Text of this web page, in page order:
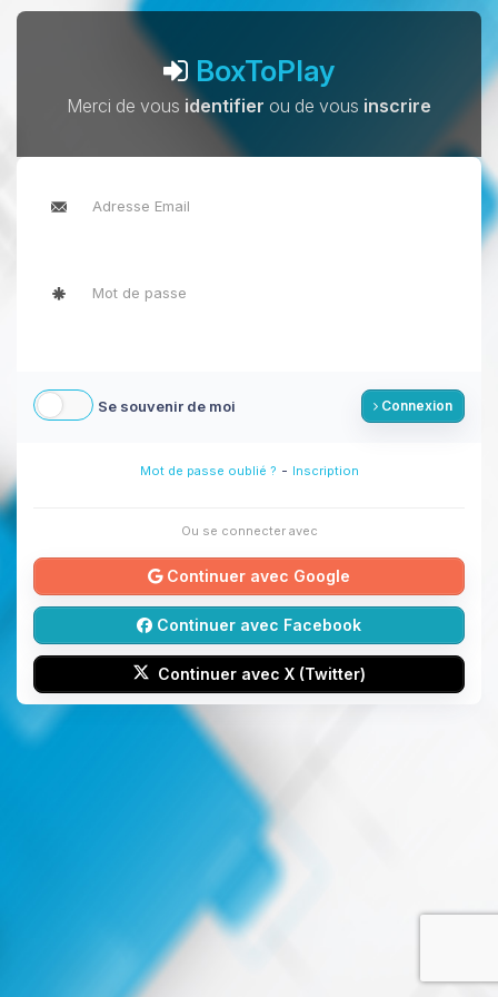
BoxToPlay
Merci de vous identifier ou de vous inscrire
Se souvenir de moi Connexion
Mot de passe oublié ? - Inscription
Ou se connecter avec
Continuer avec Google
Continuer avec Facebook
Continuer avec X (Twitter)